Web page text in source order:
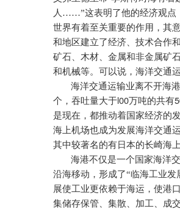
人……”这表明了他的经济观点
世界有着至关重要的作用，其
和地区建立了经济、技术合作
矿石、木材、金属和非金属矿
和机械等。可以说，海洋交通
海洋交通运输业离不开海
个，吞吐量大于l00万吨的共有
是现在，都推动着国家经济的
海上机场也成为发展海洋交通
其中较著名的有日本的长崎海
海港不仅是一个国家海洋
沿海移动，形成了“临海工业
展使工业更依赖于海运，使港
集储存保管、集散、加工、成